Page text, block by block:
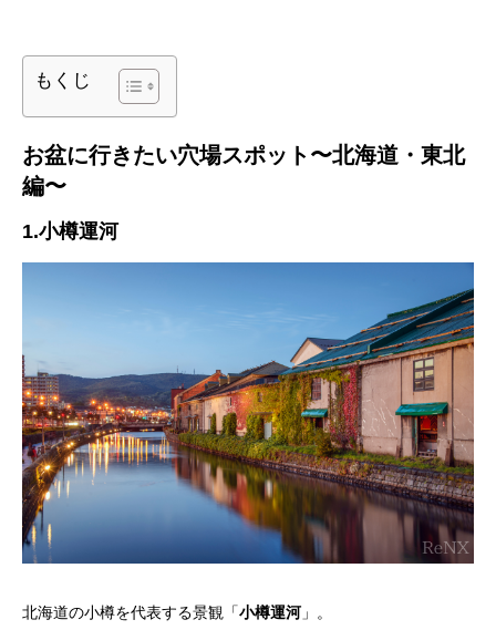
もくじ
お盆に行きたい穴場スポット〜北海道・東北
編〜
1.小樽運河
北海道の小樽を代表する景観「小樽運河 」。